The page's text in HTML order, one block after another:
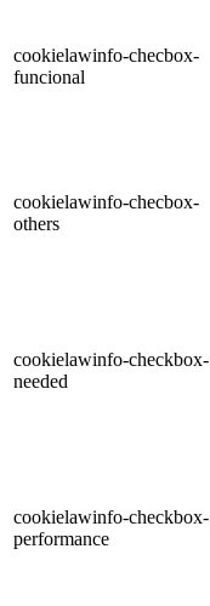
cookielawinfo-checbox-
funcional
cookielawinfo-checbox-
others
cookielawinfo-checkbox-
needed
cookielawinfo-checkbox-
performance